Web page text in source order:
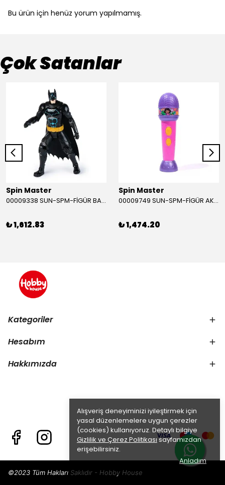
Alışveriş deneyiminizi iyileştirmek için
yasal düzenlemelere uygun çerezler
(cookies) kullanıyoruz. Detaylı bilgiye
Gizlilik ve Çerez Politikasısayfamızdan
erişebilirsiniz.
Anladım
Bu ürün için henüz yorum yapılmamış.
Çok Satanlar
Spin Master
00009338 SUN-SPM-FİGÜR BATMAN NİNJA STRIKE 30 CM. EXC.
₺ 1,612.83
Spin Master
00009749 SUN-SPM-FİGÜR AKS. DORA MİKROFON YAĞMUR ORMANI RİTMİ (DORA) SESLİ
₺ 1,474.20
Kategoriler
Hesabım
Hakkımızda
©2023 Tüm Hakları Saklıdır - Hobby House